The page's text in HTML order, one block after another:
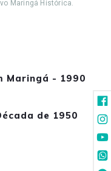
Maringá Histórica.
Maringá - 1990
de 1950